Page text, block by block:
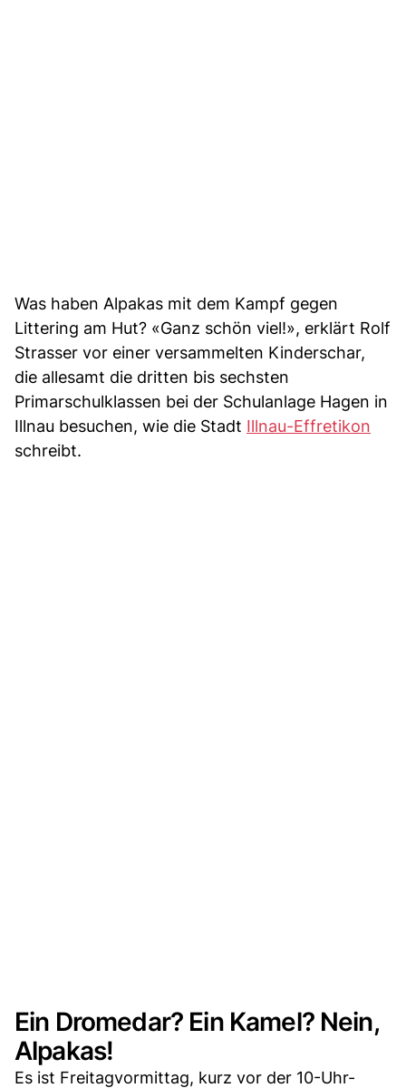
Was haben Alpakas mit dem Kampf gegen
Littering am Hut? «Ganz schön viel!», erklärt Rolf
Strasser vor einer versammelten Kinderschar,
die allesamt die dritten bis sechsten
Primarschulklassen bei der Schulanlage Hagen in
Illnau besuchen, wie die Stadt Illnau-Effretikon
schreibt.
Ein Dromedar? Ein Kamel? Nein,
Alpakas!
Es ist Freitagvormittag, kurz vor der 10-Uhr-